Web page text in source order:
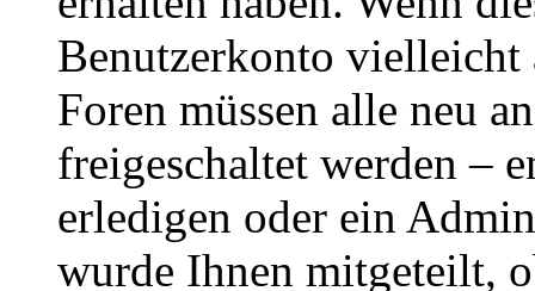
Benutzerkonto
Foren müssen alle neu
freigeschaltet werden –
erledigen oder ein
wurde Ihnen mitgeteilt,